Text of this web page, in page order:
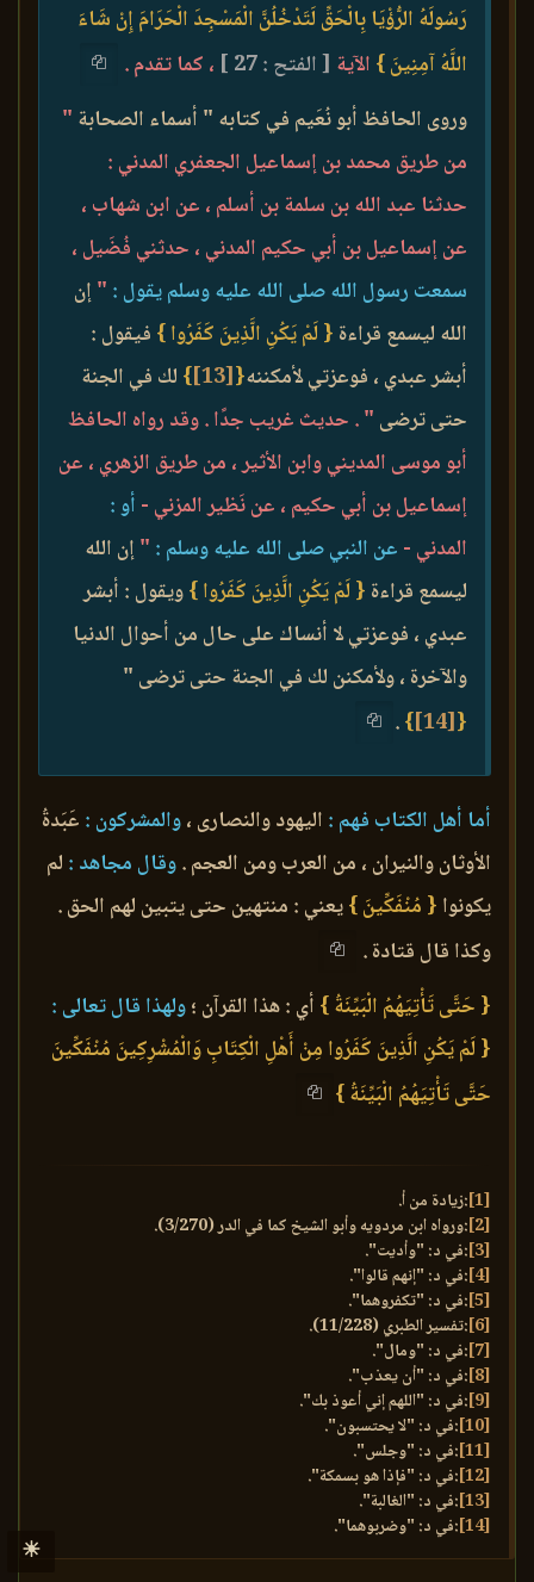
رَسُولَهُ الرُّؤْيَا بِالْحَقِّ لَتَدْخُلُنَّ الْمَسْجِدَ الْحَرَامَ إِنْ شَاءَ
اللَّهُ آمِنِينَ } الآية [ الفتح : 27 ]
، كما تقدم .
وروى الحافظ أبو نُعَيم في كتابه " أسماء الصحابة "
من طريق محمد بن إسماعيل الجعفري المدني :
حدثنا عبد الله بن سلمة بن أسلم ، عن ابن شهاب ،
عن إسماعيل بن أبي حكيم المدني ، حدثني فُضَيل ،
سمعت رسول الله صلى الله عليه وسلم يقول : "إن
الله ليسمع قراءة { لَمْ يَكُنِ الَّذِينَ كَفَرُوا } فيقول :
أبشر عبدي ، فوعزتي لأمكننه{
[13]
} لك في الجنة
حتى ترضى " . حديث غريب جدًا . وقد رواه الحافظ
أبو موسى المديني وابن الأثير ، من طريق الزهري ، عن
إسماعيل بن أبي حكيم ، عن نَظير المزني - أو :
المدني - عن النبي صلى الله عليه وسلم : "إن الله
ليسمع قراءة { لَمْ يَكُنِ الَّذِينَ كَفَرُوا }ويقول : أبشر
عبدي ، فوعزتي لا أنساك على حال من أحوال الدنيا
والآخرة ، ولأمكنن لك في الجنة حتى ترضى "
{
[14]
}
.
أما أهل الكتاب فهم : اليهود والنصارى ،والمشركون : عَبَدةُ
الأوثان والنيران ، من العرب ومن العجم .وقال مجاهد : لم
يكونوا { مُنْفَكِّينَ }يعني : منتهين حتى يتبين لهم الحق .
وكذا قال قتادة .
{ حَتَّى تَأْتِيَهُمُ الْبَيِّنَةُ } أي : هذا القرآن ؛ولهذا قال تعالى :
{ لَمْ يَكُنِ الَّذِينَ كَفَرُوا مِنْ أَهْلِ الْكِتَابِ وَالْمُشْرِكِينَ مُنْفَكِّينَ
حَتَّى تَأْتِيَهُمُ الْبَيِّنَةُ }
[1] :زيادة من أ.
[2] :ورواه ابن مردويه وأبو الشيخ كما في الدر (3/270).
[3] :في د: "وأديت".
[4] :في د: "إنهم قالوا".
[5] :في د: "تكفروهما".
[6] :تفسير الطبري (11/228).
[7] :في د: "ومال".
[8] :في د: "أن يعذب".
[9] :في د: "اللهم إني أعوذ بك".
[10]
:في د: "لا يحتسبون".
[11]
:في د: "وجلس".
[12]
:في د: "فإذا هو بسمكة".
[13]
:في د: "الغالبة".
[14]
:في د: "وضربوهما".
☀